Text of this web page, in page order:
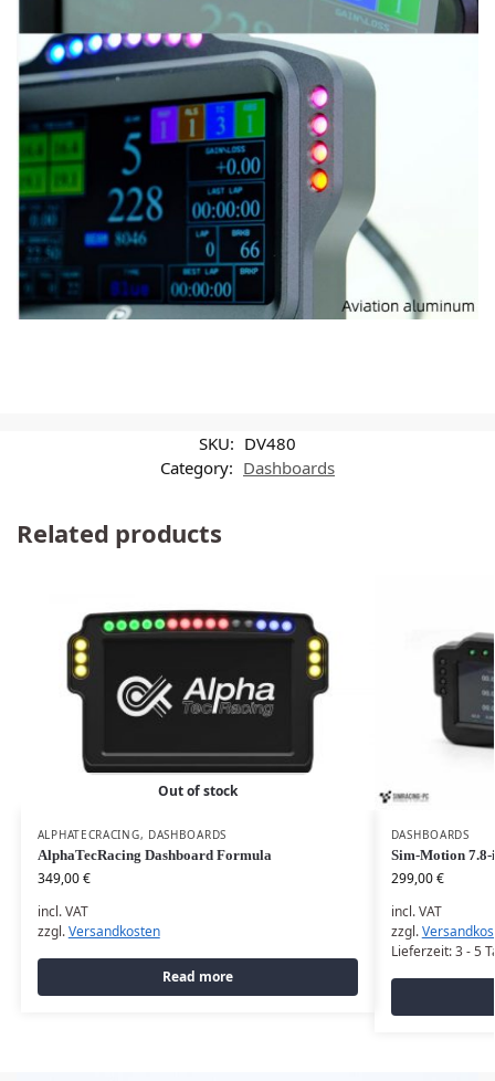
SKU: DV480
Category: Dashboards
Related products
Out of stock
ALPHATECRACING, DASHBOARDS
AlphaTecRacing Dashboard Formula
349,00€
incl. VAT
zzgl.Versandkosten
Read more
DASHBOARDS
Sim-Motion
299,00€
incl. VAT
zzgl.
Lieferzeit:3 - 5